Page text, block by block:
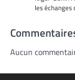
les
Aucun